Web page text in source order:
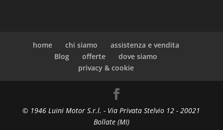
home chi siamo
assistenza e vendita
Blog
offerte
dove siamo
privacy & cookie
© 1946 Luini Motor S.r.l. - Via Privata Stelvio 12 - 20021
Bollate (MI)